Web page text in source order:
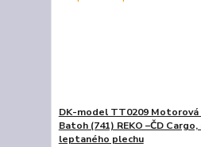
DK-model TT0209
Batoh (741) REKO –ČD
leptaného plechu